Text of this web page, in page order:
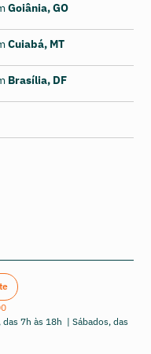
Goiânia, GO
Cuiabá, MT
Brasília, DF
das 7h às 18h | Sábados, das